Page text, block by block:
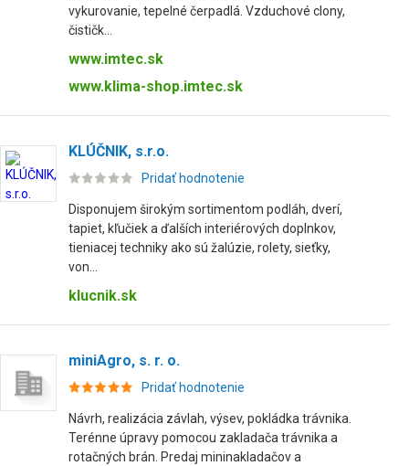
vykurovanie, tepelné čerpadlá. Vzduchové clony,
čističk...
www.imtec.sk
www.klima-shop.imtec.sk
KLÚČNIK, s.r.o.
Pridať hodnotenie
Disponujem širokým sortimentom podláh, dverí,
tapiet, kľučiek a ďalších interiérových doplnkov,
tieniacej techniky ako sú žalúzie, rolety, sieťky,
von...
klucnik.sk
miniAgro, s. r. o.
Pridať hodnotenie
Návrh, realizácia závlah, výsev, pokládka trávnika.
Terénne úpravy pomocou zakladača trávnika a
rotačných brán. Predaj mininakladačov a